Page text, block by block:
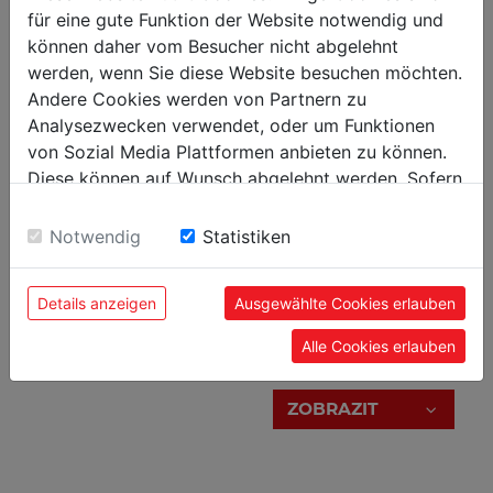
Katalog kovoobráběcích strojů Metall
CENÍK
BROŽURY NYNÍ
ZOBRAZIT
OBJEDNAT KATALOG
Vyplňte prosím níže uvedený formulář Vašimi
kontaktními údaji. Katalog Vám bude následně
zaslán poštou.
Vemte prosím na vědomí, že zpracovat lze pouze
ZOBRAZIT
für eine gute Funktion der Website notwendig und
können daher vom Besucher nicht abgelehnt
werden, wenn Sie diese Website besuchen möchten.
Andere Cookies werden von Partnern zu
Analysezwecken verwendet, oder um Funktionen
von Sozial Media Plattformen anbieten zu können.
Diese können auf Wunsch abgelehnt werden. Sofern
Einwilligung zu unseren Cookies.
Notwendig Statistiken
Details anzeigen Ausgewählte Cookies erlauben
Alle Cookies erlauben